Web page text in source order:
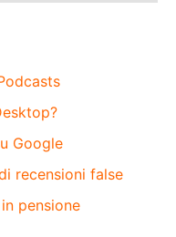
Google
recensioni false
pensione